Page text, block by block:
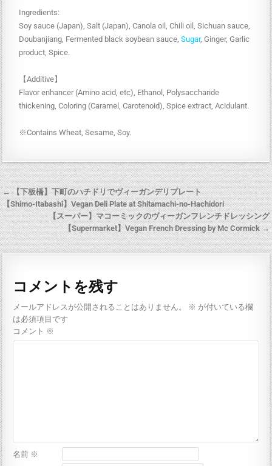
Ingredients:
Soy sauce (Japan), Salt (Japan), Canola oil, Chili oil, Sichuan sauce,
Doubanjiang, Fermented black soybean sauce,Sugar, Ginger, Garlic
product, Spice.
【Additive】
Flavor enhancer (Amino acid, etc), Ethanol, Polysaccharide
thickening, Coloring (Caramel, Carotenoid), Spice extract, Acidulant.
※Contains Wheat, Sesame, Soy.
← 【下板橋】下町のハチドリでヴィーガンデリプレート
【Shimo-Itabashi】Vegan Deli Plate at Shitamachi-no-Hachidori
【スーパー】マコーミックのヴィーガンフレンチドレッシング
【Supermarket】Vegan French Dressing by Mc Cormick →
コメントを残す
メールアドレスが公開されることはありません。 ※ が付いている欄
は必須項目です
コメント ※
名前 ※